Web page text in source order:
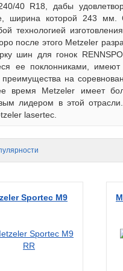
40 R18, дабы
ширина которой 243 мм.
технологией
после этого Меtzeler
шин для гонок
ее поклонниками, имеют
на
время Меtzeler имеет
лидером в этой
lasertec.
Sportec M9